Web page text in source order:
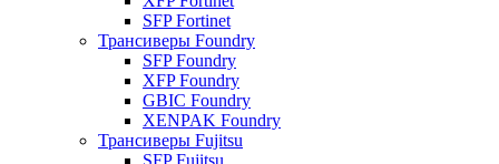
SFP Fortinet
Трансиверы Foundry
SFP Foundry
XFP Foundry
GBIC Foundry
XENPAK Foundry
Трансиверы Fujitsu
SFP Fujitsu